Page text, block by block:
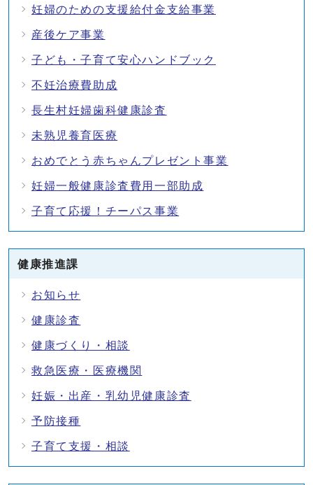
妊婦のための支援給付金支給事業
産後ケア事業
子ども・子育て安心ハンドブック
不妊治療費助成
長生村妊婦歯科健康診査
未熟児養育医療
おめでとう赤ちゃんプレゼント事業
妊婦一般健康診査費用一部助成
子育て応援！チーパス事業
健康推進課
お知らせ
健康診査
健康づくり・相談
救急医療・医療機関
妊娠・出産・乳幼児健康診査
予防接種
子育て支援・相談